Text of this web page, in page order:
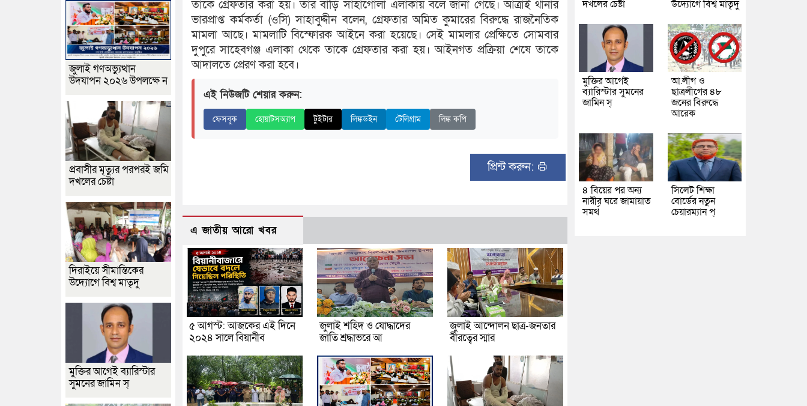
তাকে গ্রেফতার করা হয়। তার বাড়ি সাহাগোলা এলাকায় বলে জানা গেছে। আত্রাই থানার
ভারপ্রাপ্ত কর্মকর্তা (ওসি) সাহাবুদ্দীন বলেন, গ্রেফতার অমিত কুমারের বিরুদ্ধে রাজনৈতিক
মামলা আছে। মামলাটি বিস্ফোরক আইনে করা হয়েছে। সেই মামলার প্রেক্ষিতে সোমবার
দুপুরে সাহেবগঞ্জ এলাকা থেকে তাকে গ্রেফতার করা হয়। আইনগত প্রক্রিয়া শেষে তাকে
আদালতে প্রেরণ করা হবে।
এই নিউজটি শেয়ার করুন:
ফেসবুক হোয়াটসঅ্যাপ টুইটার লিঙ্কডইন টেলিগ্রাম লিঙ্ক কপি
প্রিন্ট করুন:
এ জাতীয় আরো খবর
৫ আগস্ট: আজকের এই দিনে
২০২৪ সালে বিয়ানীব
জুলাই শহিদ ও যোদ্ধাদের
জাতি শ্রদ্ধাভরে আ
জুলাই আন্দোলন ছাত্র-জনতার
বীরত্বের স্মার
জুলাই গণঅভ্যুত্থান
উদযাপন ২০২৬ উপলক্ষে ন
প্রবাসীর মৃত্যুর পরপরই জমি
দখলের চেষ্টা
দিরাইয়ে সীমান্তিকের
উদ্যোগে বিশ্ব মাতৃদু
মুক্তির আগেই ব্যারিস্টার
সুমনের জামিন স্
দখলের চেষ্টা
উদ্যোগে বিশ্ব মাতৃদু
মুক্তির আগেই
ব্যারিস্টার সুমনের
জামিন স্
আ.লীগ ও
ছাত্রলীগের ৪৮
জনের বিরুদ্ধে
আরেক
৪ বিয়ের পর অন্য
নারীর ঘরে জামায়াত
সমর্থ
সিলেট শিক্ষা
বোর্ডের নতুন
চেয়ারম্যান প্